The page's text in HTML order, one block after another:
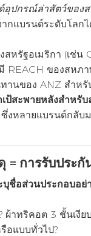
ปกรณ์ล่าสัตว์ของส
ากแบรนด์ระดับโล
หรัฐอเมริกา (เช่น
REACH ของสหภ
านของ ANZ สำหรั
เป้สะพายหลังสำหรั
งหลายแบรนด์กลับม
= การรับประ
บุชื่อส่วนประกอบอย่
าทริคอต 3 ชั้นเงีย
อแบบทั่วไป?